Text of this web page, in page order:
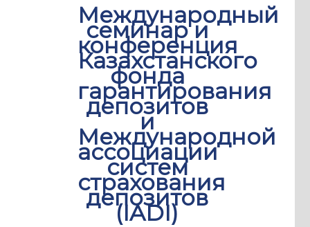
Международный
семинар и
конференция
Казахстанского
фонда
гарантирования
депозитов
и
Международной
ассоциации
систем
страхования
депозитов
(IADI)